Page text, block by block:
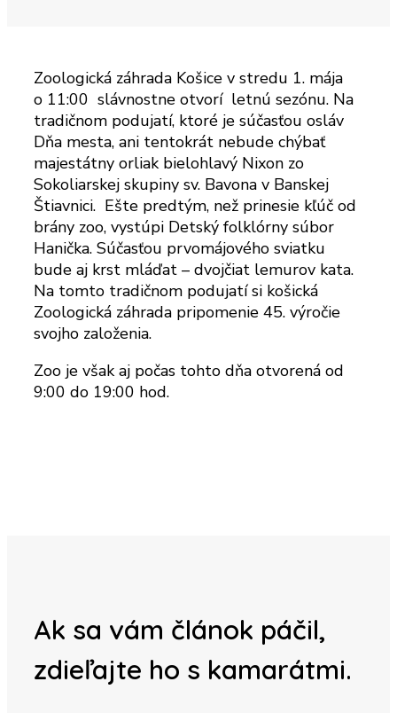
Zoologická záhrada Košice v stredu 1. mája
o 11:00 slávnostne otvorí letnú sezónu. Na
tradičnom podujatí, ktoré je súčasťou osláv
Dňa mesta, ani tentokrát nebude chýbať
majestátny orliak bielohlavý Nixon zo
Sokoliarskej skupiny sv. Bavona v Banskej
Štiavnici. Ešte predtým, než prinesie kľúč od
brány zoo, vystúpi Detský folklórny súbor
Hanička. Súčasťou prvomájového sviatku
bude aj krst mláďat – dvojčiat lemurov kata.
Na tomto tradičnom podujatí si košická
Zoologická záhrada pripomenie 45. výročie
svojho založenia.
Zoo je však aj počas tohto dňa otvorená od
9:00 do 19:00 hod.
Ak sa vám článok páčil,
zdieľajte ho s kamarátmi.